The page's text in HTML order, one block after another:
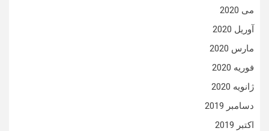
می 2020
آوریل 2020
مارس 2020
فوریه 2020
ژانویه 2020
دسامبر 2019
اکتبر 2019